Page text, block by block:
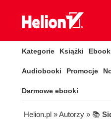
Kategorie Książki
Audiobooki Promocje
Darmowe ebooki
Helion.pl » Autorzy » 📚